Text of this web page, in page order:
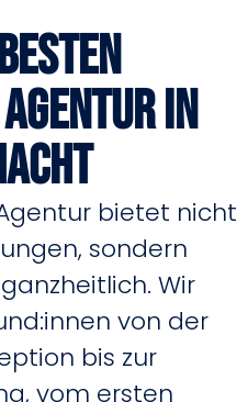
in
bietet nicht
sondern
Wir
von der
bis zur
vom ersten